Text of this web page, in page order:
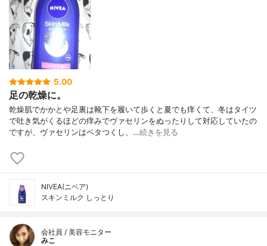
5.00
足の乾燥に。
乾燥肌でかかとや足裏は靴下を履いて歩くと夏でも痒くて、冬はタイツ
で吐き気がくるほどの痒みでヴァセリンをぬったりして対応していたの
ですが、ヴァセリンはベタつくし、…続きを見る
NIVEA(ニベア)
スキンミルク しっとり
会社員 / 美容モニター
みこ